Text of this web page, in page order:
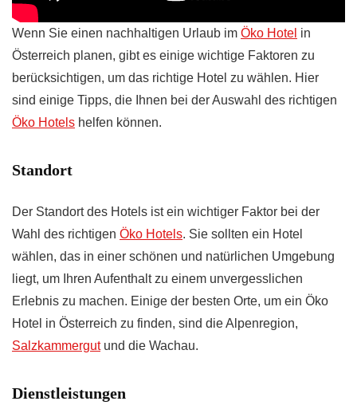
Wenn Sie einen nachhaltigen Urlaub im Öko Hotel in
Österreich planen, gibt es einige wichtige Faktoren zu
berücksichtigen, um das richtige Hotel zu wählen. Hier
sind einige Tipps, die Ihnen bei der Auswahl des richtigen
Öko Hotels helfen können.
Standort
Der Standort des Hotels ist ein wichtiger Faktor bei der
Wahl des richtigen Öko Hotels. Sie sollten ein Hotel
wählen, das in einer schönen und natürlichen Umgebung
liegt, um Ihren Aufenthalt zu einem unvergesslichen
Erlebnis zu machen. Einige der besten Orte, um ein Öko
Hotel in Österreich zu finden, sind die Alpenregion,
Salzkammergutund die Wachau.
Dienstleistungen